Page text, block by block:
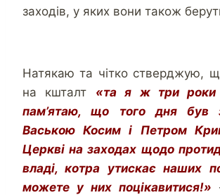
заходів, у яких вони також
Натякаю та чітко стверджую,
на кшталт «та я ж три роки
пам’ятаю, що того дня був
Ваською Косим і Петром
Церкві на заходах щодо
владі, котра утискає наших
можете у них поцікавитися!»